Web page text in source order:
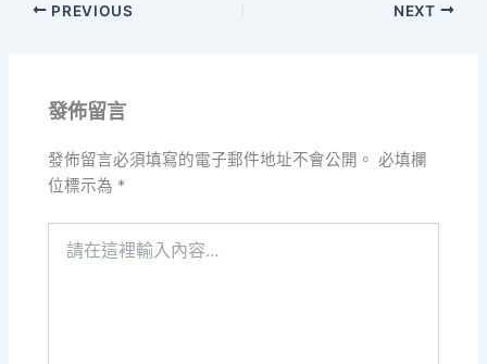
PREVIOUS NEXT
發佈留言
發佈留言必須填寫的電子郵件地址不會公開。 必填欄
位標示為 *